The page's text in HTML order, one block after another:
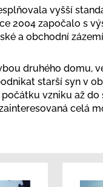
vyšší
2004 započalo s
a obchodní
druhého domu,
starší syn v
vzniku až
celá